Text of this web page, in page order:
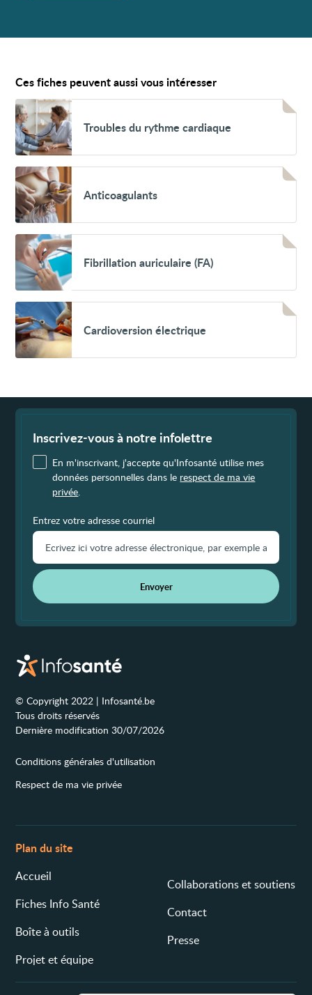
Ces fiches peuvent aussi vous intéresser
Voir
Troubles
du
rythme
cardiaque
Troubles du rythme cardiaque
Voir
Anticoagulants
Anticoagulants
Voir
Fibrillation
auriculaire
(FA)
Fibrillation auriculaire (FA)
Voir
Cardioversion
électrique
Cardioversion électrique
Inscrivez-vous à notre infolettre
En m'inscrivant, j'accepte qu'Infosanté utilise mes
données personnelles dans le respect de ma vie
privée
Entrez votre adresse courriel
Envoyer
© Copyright 2022 | Infosanté.be
Tous droits réservés
Dernière modification 30/07/2026
Conditions générales d'utilisation
Respect de ma vie privée
Plan du site
Accueil
Fiches Info Santé
Boîte à outils
Projet et équipe
Collaborations et soutiens
Contact
Presse